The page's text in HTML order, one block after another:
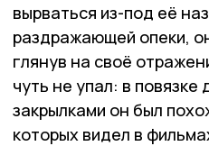
вырваться из-под её
раздражающей опеки,
глянув на своё
чуть не упал: в
закрылками он был
которых видел в